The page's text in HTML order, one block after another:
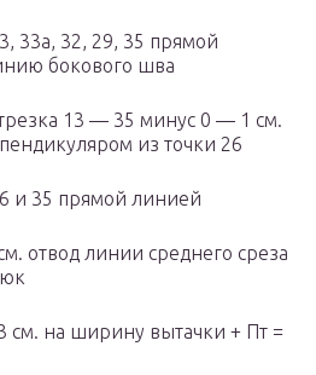
33а, 32, 29, 35 прямой
бокового шва
13 — 35 минус 0 — 1 см.
из точки 26
и 35 прямой линией
отвод линии среднего среза
см. на ширину вытачки + Пт =